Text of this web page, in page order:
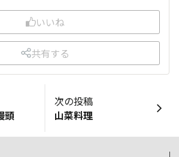
いいね
共有する
頭
次の投稿
山菜料理